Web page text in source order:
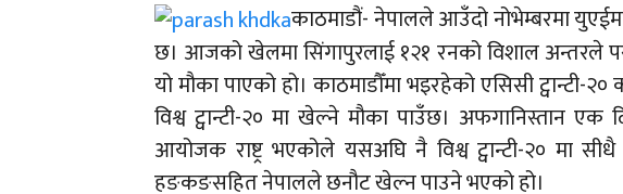
काठमाडौं- नेपालले आउँदो नोभेम्बरमा
छ। आजको खेलमा सिंगापुरलाई १२१ रनको विशाल अन्तरले
यो मौका पाएको हो। काठमाडौँमा भइरहेको एसिसी ट्वान्टी-
विश्व ट्वान्टी-२० मा खेल्ने मौका पाउँछ। अफगानिस्तान
आयोजक राष्ट्र भएकोले यसअघि नै विश्व ट्वान्टी-२० मा
हङकङसहित नेपालले छनौट खेल्न पाउने भएको हो।